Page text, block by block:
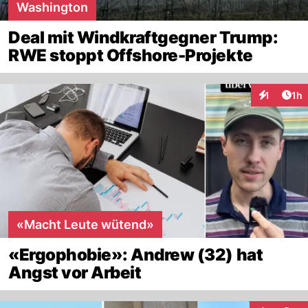
Washington
Deal mit Windkraftgegner Trump:
RWE stoppt Offshore-Projekte
1 1h
«Macht Leute wütend»
«Ergophobie»: Andrew (32) hat
Angst vor Arbeit